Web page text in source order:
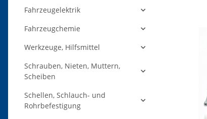
Fahrzeugelektrik
Fahrzeugchemie
Werkzeuge, Hilfsmittel
Schrauben, Nieten, Muttern,
Scheiben
Schellen, Schlauch- und
Rohrbefestigung